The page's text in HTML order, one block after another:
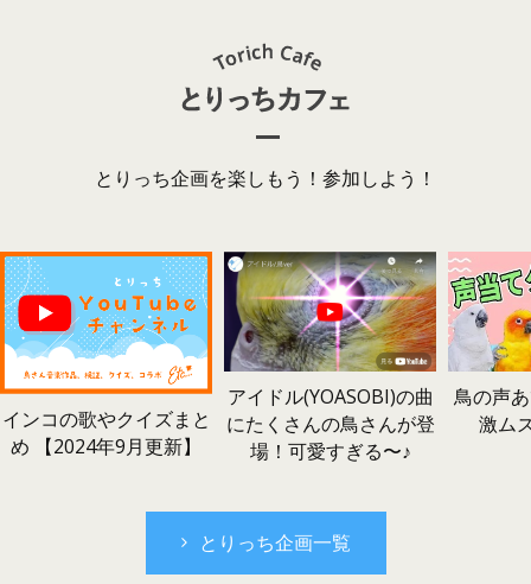
とりっち企画を楽しもう！参加しよう！
インコの歌やクイズまと
め 【2024年9月更新】
アイドル(YOASOBI)の曲
にたくさんの鳥さんが登
場！可愛すぎる〜♪
鳥の声
激ム
とりっち企画一覧